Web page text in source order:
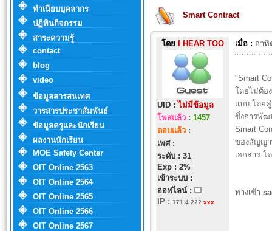
ทำเนียบบุคลากร
ปฏิทินกิจกรรม
สาระความรู้
contact
blog
video
ข้อมูลสารสนเทศ
วารสารประชาสัมพันธ์
ข้อมูลครูและนักเรียน
ผลงานนักเรียน
MOE Safety Center
OIT Online 2563
OIT Online 2564
OIT Online 2565
OIT Online 2566
OIT Online 2567
Smart Contract
โดย I HEAR TOO
UID :ไม่มีข้อมูล
โพสแล้ว: 1457
ตอบแล้ว:
เพศ :
ระดับ : 31
Exp : 2%
เข้าระบบ :
ออฟไลน์ :
IP : 171.4.222. xxx
เมื่อ : อาทิ
"Smart
โดยไม่ต้อ
แบบ โดย
ซึ่งการพัฒ
Smart
ของสัญญา
เอกสาร
ทางเข้า